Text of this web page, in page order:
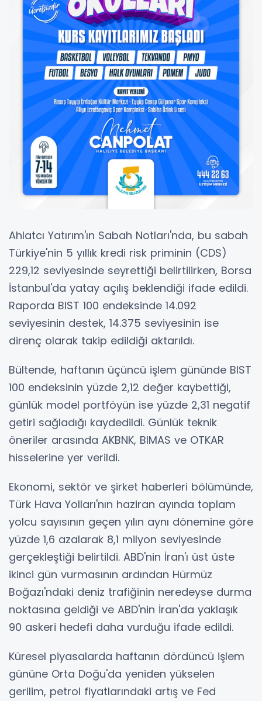
Ahlatcı Yatırım'ın Sabah Notları'nda, bu sabah
Türkiye'nin 5 yıllık kredi risk priminin (CDS)
229,12 seviyesinde seyrettiği belirtilirken, Borsa
İstanbul'da yatay açılış beklendiği ifade edildi.
Raporda BIST 100 endeksinde 14.092
seviyesinin destek, 14.375 seviyesinin ise
direnç olarak takip edildiği aktarıldı.
Bültende, haftanın üçüncü işlem gününde BIST
100 endeksinin yüzde 2,12 değer kaybettiği,
günlük model portföyün ise yüzde 2,31 negatif
getiri sağladığı kaydedildi. Günlük teknik
öneriler arasında AKBNK, BIMAS ve OTKAR
hisselerine yer verildi.
Ekonomi, sektör ve şirket haberleri bölümünde,
Türk Hava Yolları'nın haziran ayında toplam
yolcu sayısının geçen yılın aynı dönemine göre
yüzde 1,6 azalarak 8,1 milyon seviyesinde
gerçekleştiği belirtildi. ABD'nin İran'ı üst üste
ikinci gün vurmasının ardından Hürmüz
Boğazı'ndaki deniz trafiğinin neredeyse durma
noktasına geldiği ve ABD'nin İran'da yaklaşık
90 askeri hedefi daha vurduğu ifade edildi.
Küresel piyasalarda haftanın dördüncü işlem
gününe Orta Doğu'da yeniden yükselen
gerilim, petrol fiyatlarındaki artış ve Fed